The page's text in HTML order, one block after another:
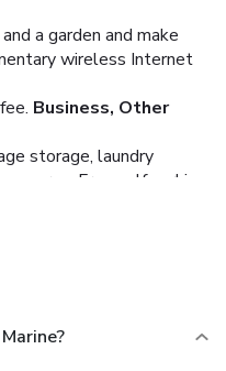
a garden and make
wireless Internet
Business, Other
storage, laundry
area. Free self parking